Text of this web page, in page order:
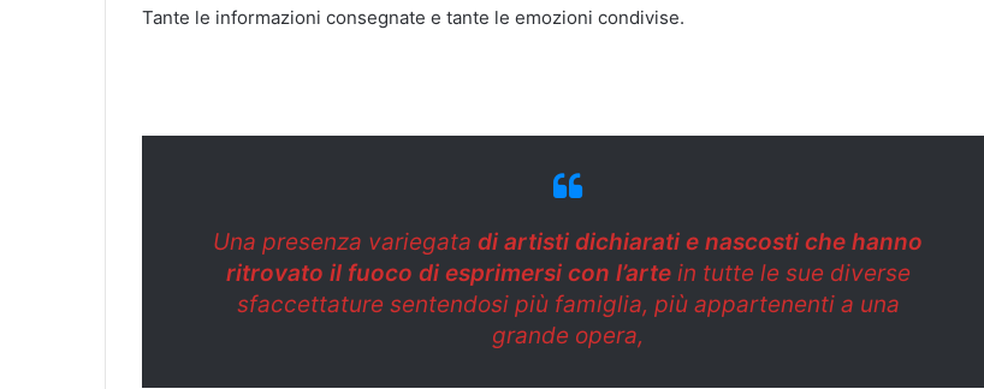
Tante le informazioni consegnate e tante le emozioni condivise.
Una presenza variegata di artisti dichiarati e nascosti che hanno
ritrovato il fuoco di esprimersi con l’artein tutte le sue diverse
sfaccettature sentendosi più famiglia, più appartenenti a una
grande opera,